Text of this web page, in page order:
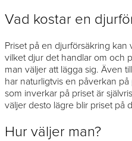
Vad kostar en
Priset på en djurförsäkring kan
vilket djur det handlar om och
man väljer att lägga sig. Även
har naturligtvis en påverkan
som inverkar på priset är
väljer desto lägre blir priset på
Hur väljer man?